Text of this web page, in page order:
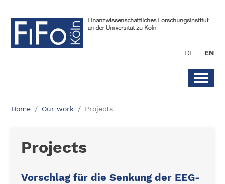
DE EN
Home Our work Projects
Projects
Vorschlag für die Senkung der EEG-